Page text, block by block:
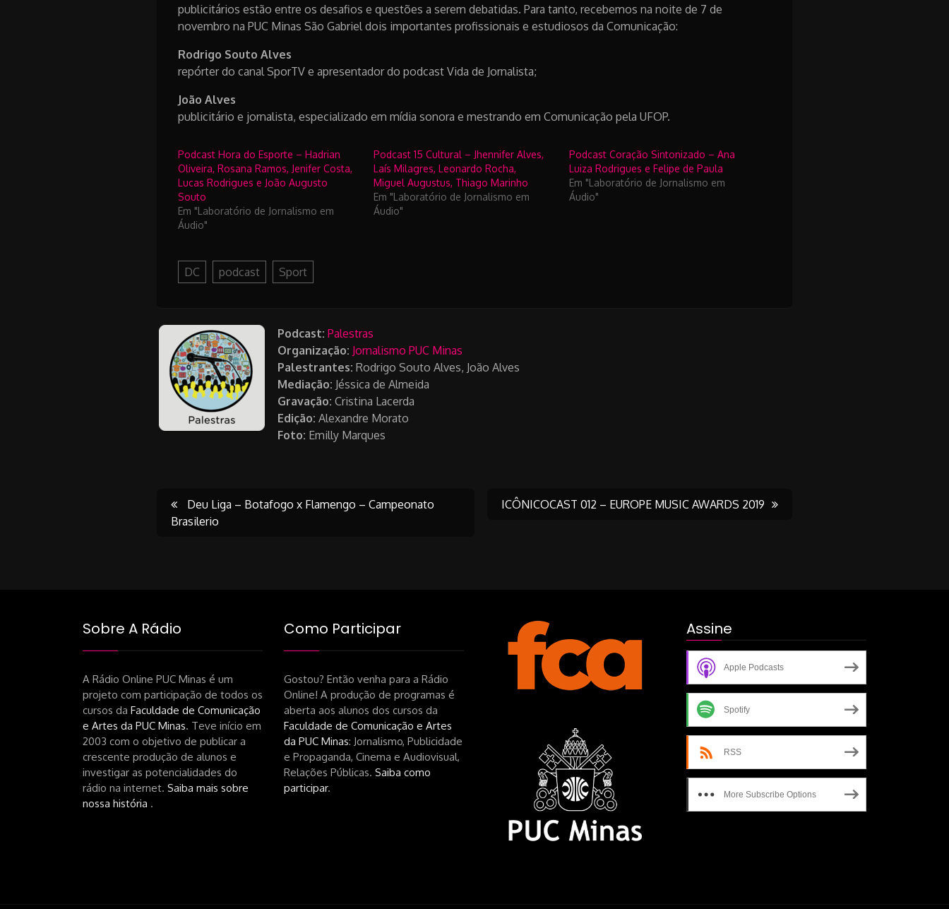
publicitários estão entre os desafios e questões a serem debatidas. Para tanto, recebemos na noite de 7 de
novembro na PUC Minas São Gabriel dois importantes profissionais e estudiosos da Comunicação:
Rodrigo Souto Alves
repórter do canal SporTV e apresentador do podcast Vida de Jornalista;
João Alves
publicitário e jornalista, especializado em mídia sonora e mestrando em Comunicação pela UFOP.
Podcast Hora do Esporte – Hadrian
Oliveira, Rosana Ramos, Jenifer Costa,
Lucas Rodrigues e João Augusto
Souto
Em "Laboratório de Jornalismo em
Áudio"
Podcast 15 Cultural – Jhennifer Alves,
Laís Milagres, Leonardo Rocha,
Miguel Augustus, Thiago Marinho
Em "Laboratório de Jornalismo em
Áudio"
Podcast Coração Sintonizado – Ana
Luiza Rodrigues e Felipe de Paula
Em "Laboratório de Jornalismo em
Áudio"
DC podcast Sport
Podcast: Palestras
Organização: Jornalismo PUC Minas
Palestrantes: Rodrigo Souto Alves, João Alves
Mediação: Jéssica de Almeida
Gravação: Cristina Lacerda
Edição: Alexandre Morato
Foto: Emilly Marques
Post
Deu Liga – Botafogo x Flamengo – Campeonato
Brasilerio
ICÔNICOCAST 012 – EUROPE MUSIC AWARDS 2019
Sobre A Rádio
A Rádio Online PUC Minas é um
projeto com participação de todos os
cursos da Faculdade de Comunicação
e Artes da PUC Minas. Teve início em
2003 com o objetivo de publicar a
crescente produção de alunos e
investigar as potencialidades do
rádio na internet. Saiba mais sobre
nossa história .
Como Participar
Gostou? Então venha para a Rádio
Online! A produção de programas é
aberta aos alunos dos cursos da
Faculdade de Comunicação e Artes
da PUC Minas: Jornalismo, Publicidade
e Propaganda, Cinema e Audiovisual,
Relações Públicas. Saiba como
participar.
Assine
Apple Podcasts
Spotify
RSS
More Subscribe Options